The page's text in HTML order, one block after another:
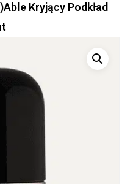
Kryjący Podkład